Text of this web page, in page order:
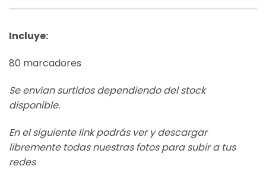
Incluye:
80 marcadores
Se envían surtidos dependiendo del stock
disponible.
En el siguiente link podrás ver y descargar
libremente todas nuestras fotos para subir a tus
redes